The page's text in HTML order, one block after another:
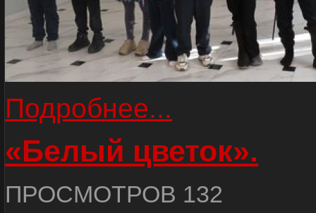
Подробнее...
«Белый цветок».
ПРОСМОТРОВ 132